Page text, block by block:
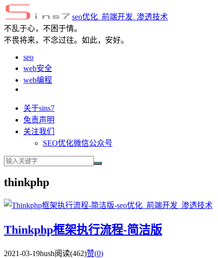
seo优化_前端开发_渗透技术
不乱于心，不困于情。
不畏将来，不念过往。如此，安好。
seo
web安全
web编程
关于sins7
免责声明
关注我们
SEO优化微信公众号
thinkphp
​Thinkphp框架执行流程-简洁版
2021-03-19hush阅读(462)赞(0)